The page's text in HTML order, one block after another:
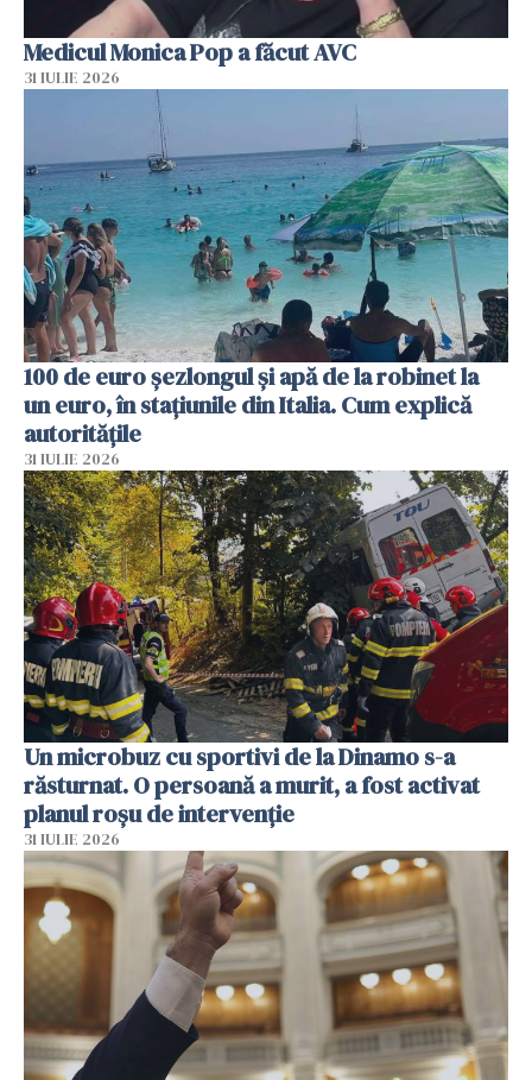
Medicul Monica Pop a făcut AVC
31 IULIE 2026
100 de euro șezlongul și apă de la robinet la
un euro, în stațiunile din Italia. Cum explică
autoritățile
31 IULIE 2026
Un microbuz cu sportivi de la Dinamo s-a
răsturnat. O persoană a murit, a fost activat
planul roșu de intervenție
31 IULIE 2026